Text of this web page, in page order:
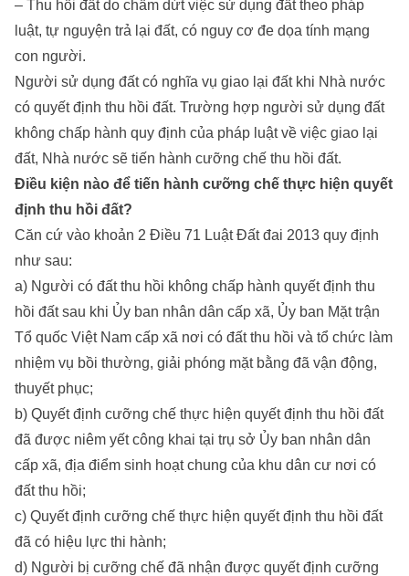
– Thu hồi đất do chấm dứt việc sử dụng đất theo pháp
luật, tự nguyện trả lại đất, có nguy cơ đe dọa tính mạng
con người.
Người sử dụng đất có nghĩa vụ giao lại đất khi Nhà nước
có quyết định thu hồi đất. Trường hợp người sử dụng đất
không chấp hành quy định của pháp luật về việc giao lại
đất, Nhà nước sẽ tiến hành cưỡng chế thu hồi đất.
Điều kiện nào để tiến hành cưỡng chế thực hiện quyết
định thu hồi đất?
Căn cứ vào khoản 2 Điều 71 Luật Đất đai 2013 quy định
như sau:
a) Người có đất thu hồi không chấp hành quyết định thu
hồi đất sau khi Ủy ban nhân dân cấp xã, Ủy ban Mặt trận
Tổ quốc Việt Nam cấp xã nơi có đất thu hồi và tổ chức làm
nhiệm vụ bồi thường, giải phóng mặt bằng đã vận động,
thuyết phục;
b) Quyết định cưỡng chế thực hiện quyết định thu hồi đất
đã được niêm yết công khai tại trụ sở Ủy ban nhân dân
cấp xã, địa điểm sinh hoạt chung của khu dân cư nơi có
đất thu hồi;
c) Quyết định cưỡng chế thực hiện quyết định thu hồi đất
đã có hiệu lực thi hành;
d) Người bị cưỡng chế đã nhận được quyết định cưỡng